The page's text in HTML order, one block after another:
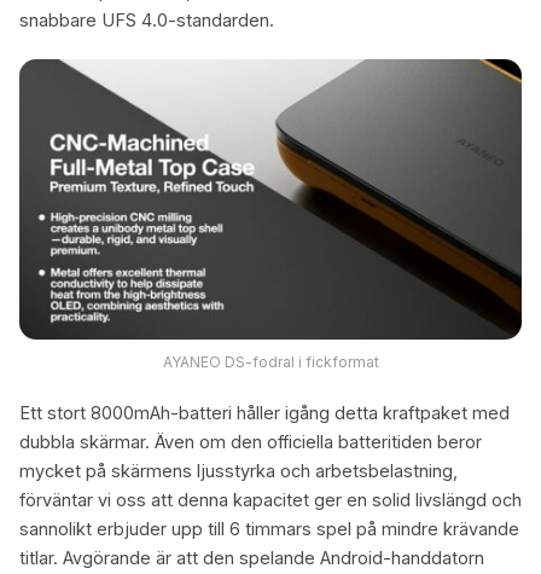
snabbare UFS 4.0-standarden.
AYANEO DS-fodral i fickformat
Ett stort 8000mAh-batteri håller igång detta kraftpaket med
dubbla skärmar. Även om den officiella batteritiden beror
mycket på skärmens ljusstyrka och arbetsbelastning,
förväntar vi oss att denna kapacitet ger en solid livslängd och
sannolikt erbjuder upp till 6 timmars spel på mindre krävande
titlar. Avgörande är att den spelande Android-handdatorn